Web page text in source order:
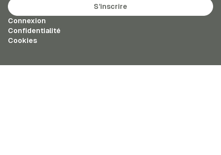
S’inscrire
Connexion
Confidentialité
Cookies